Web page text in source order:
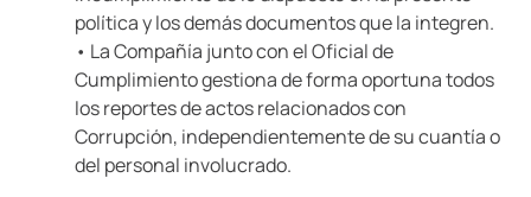
política y los demás documentos que la integren.
• La Compañía junto con el Oficial de
Cumplimiento gestiona de forma oportuna todos
los reportes de actos relacionados con
Corrupción, independientemente de su cuantía o
del personal involucrado.